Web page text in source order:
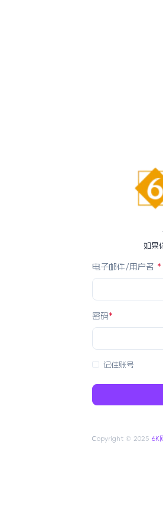
如果
电子邮件/用户名 *
密码*
记住账号
Copyright © 2025 6K